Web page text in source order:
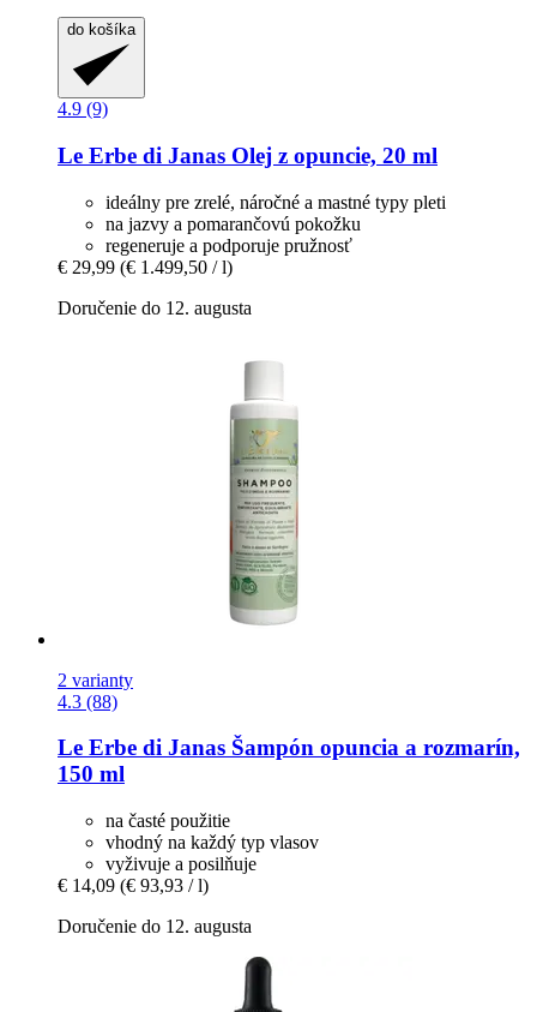
do košíka
4.9 (9)
Le Erbe di Janas Olej z opuncie, 20 ml
ideálny pre zrelé, náročné a mastné typy pleti
na jazvy a pomarančovú pokožku
regeneruje a podporuje pružnosť
€ 29,99 (€ 1.499,50 / l)
Doručenie do 12. augusta
2 varianty
4.3 (88)
Le Erbe di Janas Šampón opuncia a rozmarín,
150 ml
na časté použitie
vhodný na každý typ vlasov
vyživuje a posilňuje
€ 14,09 (€ 93,93 / l)
Doručenie do 12. augusta